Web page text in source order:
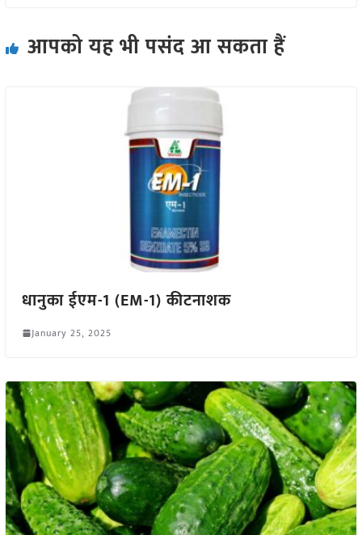
आपको यह भी पसंद आ सकता हैं
धानुका ईएम-1 (EM-1) कीटनाशक
January 25, 2025